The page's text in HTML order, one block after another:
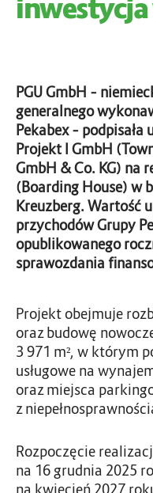
PGU GmbH –
generalnego
Pekabex –
Projekt I GmbH
GmbH & Co. KG) na
(Boarding House) w
Kreuzberg. Wartość
przychodów Grupy
opublikowanego
sprawozdania
Projekt obejmuje
oraz budowę
3 971 m², w którym
usługowe na
oraz miejsca
z
Rozpoczęcie
na 16 grudnia 2025
na kwiecień 2027